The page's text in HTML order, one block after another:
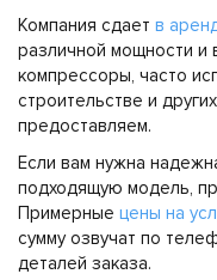
Компания сдает в
различной мощности и
компрессоры, часто
строительстве и
предоставляем.
Если вам нужна
подходящую модель,
Примерные цены на
сумму озвучат по
деталей заказа.